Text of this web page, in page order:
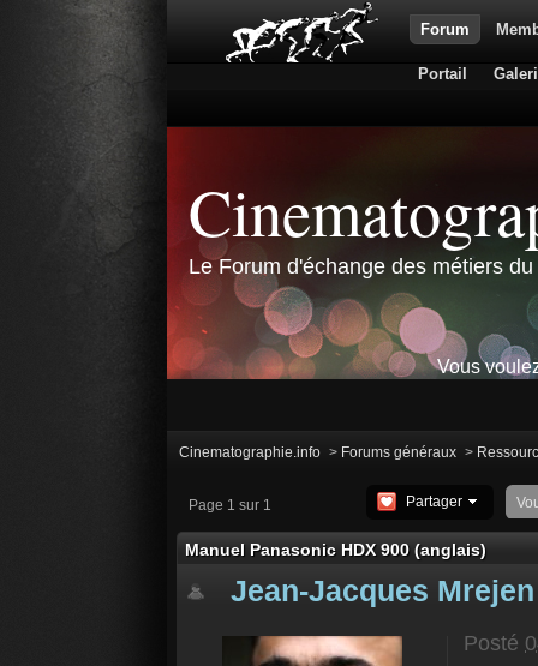
Forum
Portail
Le Forum d'échange des métiers
Vous
Cinematographie.info > Forums généraux >
Page 1 sur 1 Partager
Manuel Panasonic HDX 900 (anglais)
Jean-Jacques Mrejen
Posté